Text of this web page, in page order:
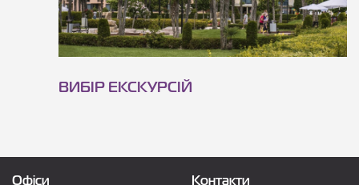
Ціни в онлайні
ВИБІР ЕКСКУРСІЙ
Офіси Контакти